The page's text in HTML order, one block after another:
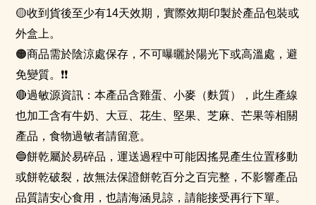
🟡收到貨後至少有14天效期，實際效期印製於產品包裝或
外盒上。
🟠商品需於陰涼處保存，不可曝曬於陽光下或高溫處，避
免變質。❗❗
🔴過敏源資訊：本產品含雞蛋、小麥（麩質），此生產線
也加工含有牛奶、大豆、花生、堅果、芝麻、芒果等相關
產品，食物過敏者請留意。
🔵餅乾屬於易碎品，運送過程中可能因搖晃產生位置移動
或餅乾破裂，故無法保證餅乾百分之百完整，不影響產品
品質請安心食用，也請海涵見諒，請能接受再行下單。